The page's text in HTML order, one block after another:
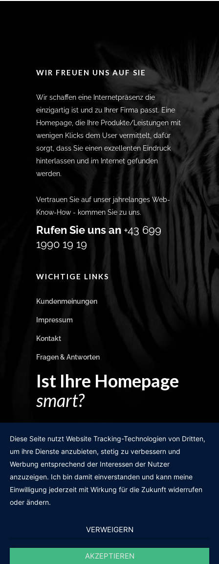
WIR FREUEN UNS AUF SIE
Wir schaffen eine Internetpräsenz die
einzigartig ist und zu Ihrer Firma passt. Eine
Homepage, die Ihre Produkte/Leistungen mit
wenigen Klicks dem User vermittelt, dafür
sorgt, dass Sie einen exzellenten Eindruck
hinterlassen und im Internet gefunden
werden.
Vertrauen Sie auf unser jahrelanges Web-
Know-How - kommen Sie zu uns.
Rufen Sie uns an +43 699
1990 19 19
WICHTIGE LINKS
Kundenmeinungen
Impressum
Kontakt
Fragen & Antworten
Ist Ihre Homepage
smart?
GRATIS WEBSITE-CHECK
des19n.at|iwant@des19n.at
Diese Seite nutzt Website Tracking-Technologien von Dritten,
um ihre Dienste anzubieten, stetig zu verbessern und
Werbung entsprechend der Interessen der Nutzer
anzuzeigen. Ich bin damit einverstanden und kann meine
Einwilligung jederzeit mit Wirkung für die Zukunft widerrufen
oder ändern.
VERWEIGERN
AKZEPTIEREN